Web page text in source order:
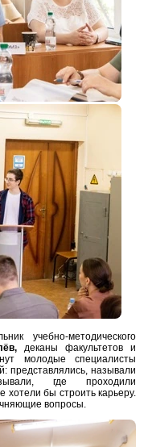
учебно-методического
деканы факультетов и
молодые специалисты
представлялись, называли
где проходили
хотели бы строить карьеру.
вопросы.